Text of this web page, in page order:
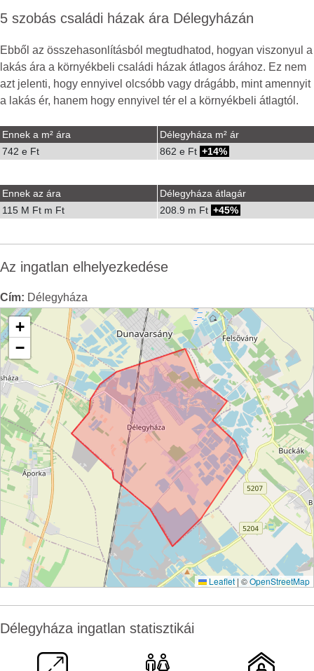
5 szobás családi házak ára Délegyházán
Ebből az összehasonlításból megtudhatod, hogyan viszonyul a
lakás ára a környékbeli családi házak átlagos árához. Ez nem
azt jelenti, hogy ennyivel olcsóbb vagy drágább, mint amennyit
a lakás ér, hanem hogy ennyivel tér el a környékbeli átlagtól.
Ennek a m² ára
Délegyháza m² ár
742 e Ft
862 e Ft 14%
Ennek az ára
Délegyháza átlagár
115 M Ft m Ft
208.9 m Ft 45%
Az ingatlan elhelyezkedése
Cím: Délegyháza
+
−
Leaflet | ©OpenStreetMap
Délegyháza ingatlan statisztikái